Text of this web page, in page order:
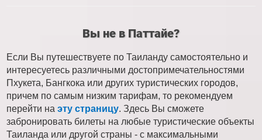
Вы не в Паттайе?
Если Вы путешествуете по Таиланду самостоятельно и
интересуетесь различными достопримечательностями
Пхукета, Бангкока или других туристических городов,
причем по самым низким тарифам, то рекомендуем
перейти на эту страницу. Здесь Вы сможете
забронировать билеты на любые туристические объекты
Таиланда или другой страны - с максимальными